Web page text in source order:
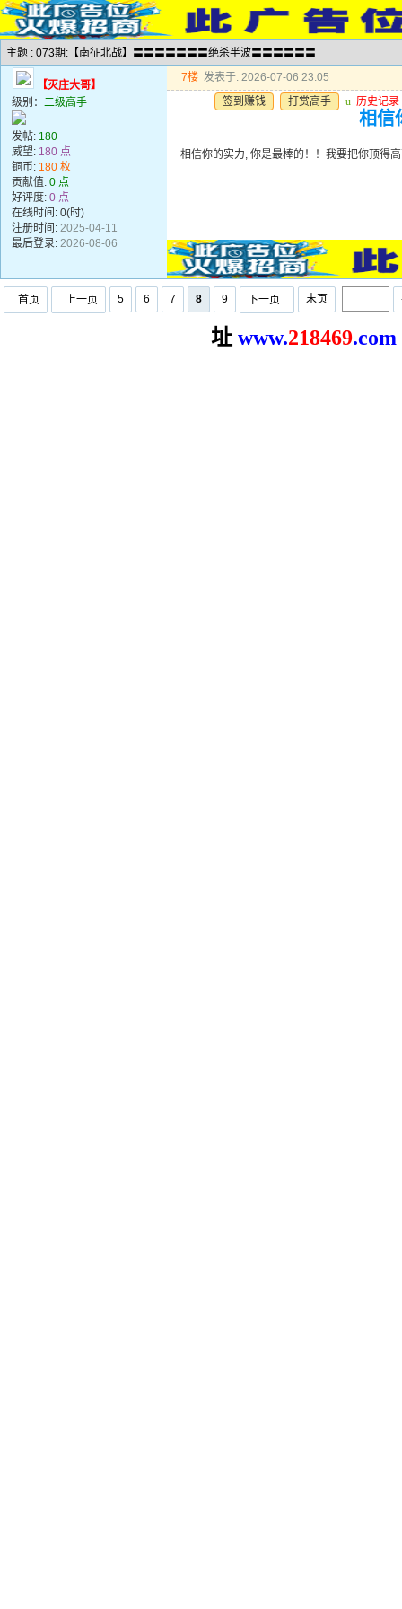
主题 : 073期:【南征北战】〓〓〓〓〓〓〓绝杀半波〓〓〓〓〓〓
【灭庄大哥】
级别： 二级高手
发帖: 180
威望: 180 点
铜币: 180 枚
贡献值: 0 点
好评度: 0 点
在线时间: 0(时)
注册时间: 2025-04-11
最后登录: 2026-08-06
7楼 发表于: 2026-07-06 23:05
签到赚钱
打赏高手 u 历史记录
相信
相信你的实力, 你是最棒的！！我要把你顶得
首页 上一页 5 6 7 8 9 下一页 末页
址 www.218469.com